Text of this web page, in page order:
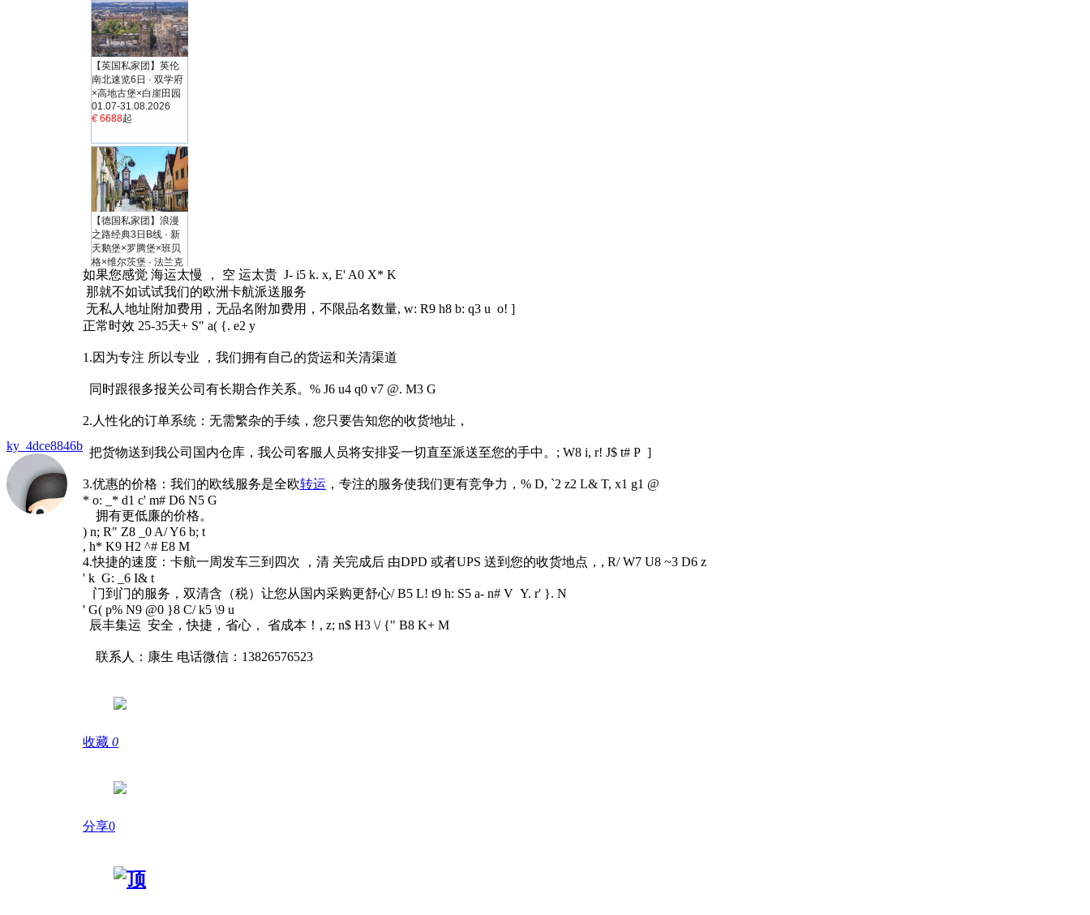
ky_4dce8846b
如果您感觉 海运太慢 ， 空 运太贵 J- i5 k. x, E' A0 X* K
那就不如试试我们的欧洲卡航派送服务
无私人地址附加费用，无品名附加费用，不限品名数量, w: R9 h8 b: q3 u o! ]
正常时效 25-35天+ S" a( {. e2 y
1.因为专注 所以专业 ，我们拥有自己的货运和关清渠道
同时跟很多报关公司有长期合作关系。 % J6 u4 q0 v7 @. M3 G
2.人性化的订单系统：无需繁杂的手续，您只要告知您的收货地址，
把货物送到我公司国内仓库，我公司客服人员将安排妥一切直至派送至您的手中。 ; W8 i, r! J$ t# P ]
3.优惠的价格：我们的欧线服务是全欧转运 ，专注的服务使我们更有竞争力， % D, `2 z2 L& T, x1 g1 @
* o: _* d1 c' m# D6 N5 G
拥有更低廉的价格。
) n; R" Z8 _0 A/ Y6 b; t
, h* K9 H2 ^# E8 M
4.快捷的速度：卡航一周发车三到四次 ，清 关完成后 由DPD 或者UPS 送到您的收货地点， , R/ W7 U8 ~3 D6 z
' k G: _6 I& t
门到门的服务，双清含（税）让您从国内采购更舒心/ B5 L! t9 h: S5 a- n# V Y. r' }. N
' G( p% N9 @0 }8 C/ k5 \9 u
辰丰集运 安全，快捷，省心， 省成本！ , z; n$ H3 \/ {" B8 K+ M
联系人：康生 电话微信：13826576523
收藏 0
分享0